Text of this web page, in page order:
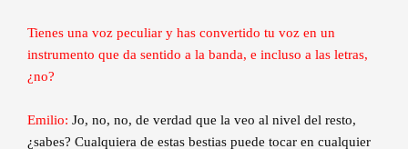
Tienes una voz peculiar y has convertido tu voz en un
instrumento que da sentido a la banda, e incluso a las letras,
¿no?
Emilio: Jo, no, no, de verdad que la veo al nivel del resto,
¿sabes? Cualquiera de estas bestias puede tocar en cualquier